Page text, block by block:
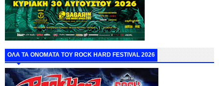
ΟΛΑ ΤΑ ΟΝΟΜΑΤΑ ΤΟΥ ROCK HARD FESTIVAL 2026